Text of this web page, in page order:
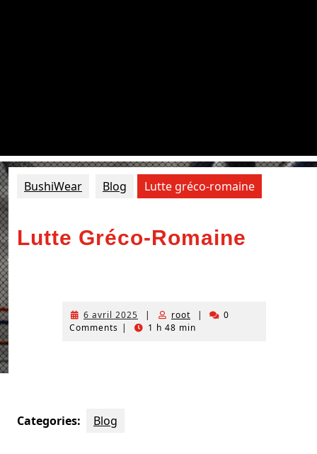
BushiWear Blog Lutte gréco-romaine
Lutte Gréco-Romaine
6 avril 2025 | root |
0
Comments | 1 h 48 min
Categories: Blog